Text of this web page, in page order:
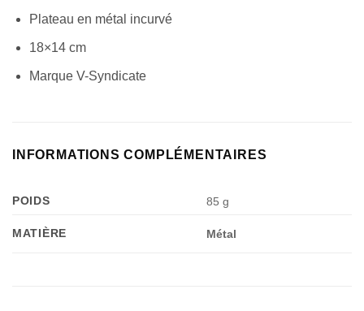
Plateau en métal incurvé
18×14 cm
Marque V-Syndicate
INFORMATIONS COMPLÉMENTAIRES
POIDS 85 g
MATIÈRE Métal